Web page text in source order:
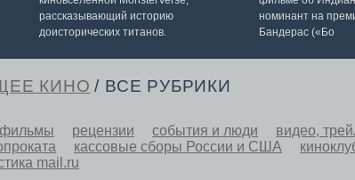
рассказывающий историю
доисторических титанов.
номинант на
Бандерас («Бо
КИНО / ВСЕ РУБРИКИ
фильмы рецензии события и люди видео,
кассовые сборы России и США
mail.ru